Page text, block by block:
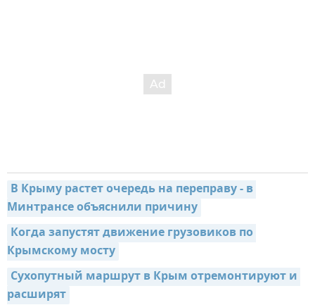
В Крыму растет очередь на переправу - в
Минтрансе объяснили причину
Когда запустят движение грузовиков по
Крымскому мосту
Сухопутный маршрут в Крым отремонтируют и
расширят